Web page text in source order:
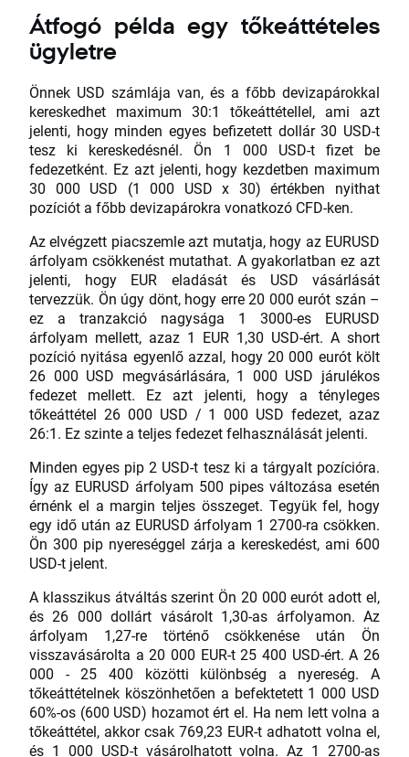
Átfogó példa egy tőkeáttételes
ügyletre
Önnek USD számlája van, és a főbb devizapárokkal
kereskedhet maximum 30:1 tőkeáttétellel, ami azt
jelenti, hogy minden egyes befizetett dollár 30 USD-t
tesz ki kereskedésnél. Ön 1 000 USD-t fizet be
fedezetként. Ez azt jelenti, hogy kezdetben maximum
30 000 USD (1 000 USD x 30) értékben nyithat
pozíciót a főbb devizapárokra vonatkozó CFD-ken.
Az elvégzett piacszemle azt mutatja, hogy az EURUSD
árfolyam csökkenést mutathat. A gyakorlatban ez azt
jelenti, hogy EUR eladását és USD vásárlását
tervezzük. Ön úgy dönt, hogy erre 20 000 eurót szán –
ez a tranzakció nagysága 1 3000-es EURUSD
árfolyam mellett, azaz 1 EUR 1,30 USD-ért. A short
pozíció nyitása egyenlő azzal, hogy 20 000 eurót költ
26 000 USD megvásárlására, 1 000 USD járulékos
fedezet mellett. Ez azt jelenti, hogy a tényleges
tőkeáttétel 26 000 USD / 1 000 USD fedezet, azaz
26:1. Ez szinte a teljes fedezet felhasználását jelenti.
Minden egyes pip 2 USD-t tesz ki a tárgyalt pozícióra.
Így az EURUSD árfolyam 500 pipes változása esetén
érnénk el a margin teljes összeget. Tegyük fel, hogy
egy idő után az EURUSD árfolyam 1 2700-ra csökken.
Ön 300 pip nyereséggel zárja a kereskedést, ami 600
USD-t jelent.
A klasszikus átváltás szerint Ön 20 000 eurót adott el,
és 26 000 dollárt vásárolt 1,30-as árfolyamon. Az
árfolyam 1,27-re történő csökkenése után Ön
visszavásárolta a 20 000 EUR-t 25 400 USD-ért. A 26
000 - 25 400 közötti különbség a nyereség. A
tőkeáttételnek köszönhetően a befektetett 1 000 USD
60%-os (600 USD) hozamot ért el. Ha nem lett volna a
tőkeáttétel, akkor csak 769,23 EUR-t adhatott volna el,
és 1 000 USD-t vásárolhatott volna. Az 1 2700-as